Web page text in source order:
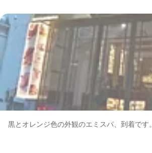
黒とオレンジ色の外観のエミスパ、到着です。